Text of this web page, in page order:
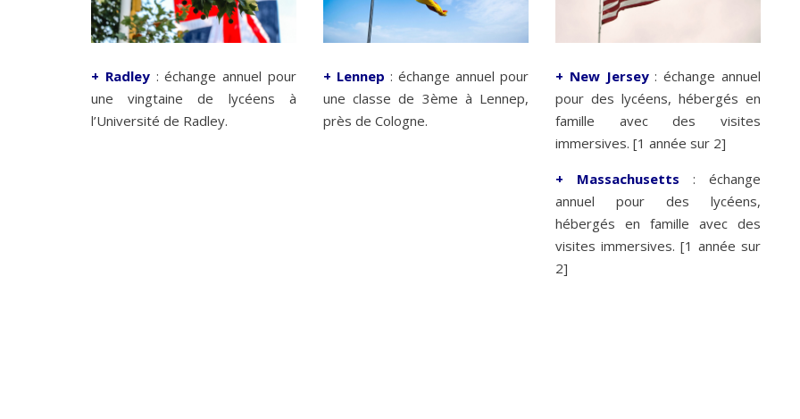
+ Radley: échange annuel pour
une vingtaine de lycéens à
l’Université de Radley.
+ Lennep : échange annuel pour
une classe de 3ème à Lennep,
près de Cologne.
+ New Jersey: échange annuel
pour des lycéens, hébergés en
famille avec des visites
immersives. [1 année sur 2]
+ Massachusetts : échange
annuel pour des lycéens,
hébergés en famille avec des
visites immersives. [1 année sur
2]